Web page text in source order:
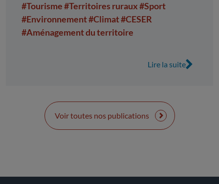
nous laisser ? À travers ce rapport, le CESER
Auvergne-Rhône-Alpes porte la voix de la société
civile et appelle à faire des Jeux un véritable
tournant. Un tournant pour les territoires de
économiques et pour leur capacité à s’adapter aux
montagne plus sobre et résiliente ; transition
économique, avec des activités diversifiées toute
#Tourisme#Territoires ruraux#Sport
#Environnement#Climat#CESER
#Aménagement du territoire
Lire la suite
Voir toutes nos publications